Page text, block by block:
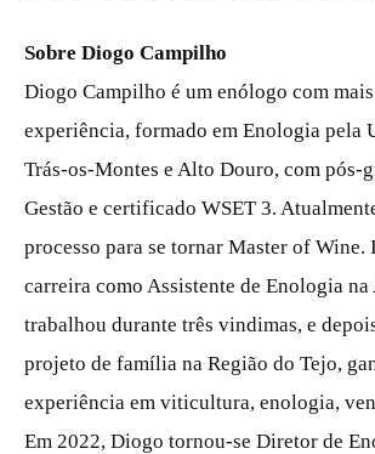
Sobre Diogo Campilho
Diogo Campilho é um enólogo com
experiência, formado em Enologia pela
Trás-os-Montes e Alto Douro, com pós-
Gestão e certificado WSET 3.
processo para se tornar Master of Wine.
carreira como Assistente de Enologia
trabalhou durante três vindimas, e
projeto de família na Região do Tejo,
experiência em viticultura, enologia,
Em 2022, Diogo tornou-se Diretor de